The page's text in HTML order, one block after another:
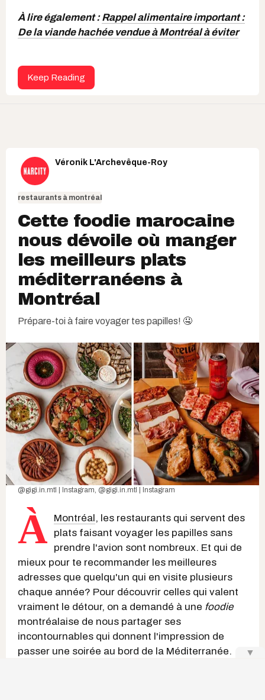
À lire également :Rappel alimentaire important :
De la viande hachée vendue à Montréal à éviter
Keep Reading
Véronik L'Archevêque-Roy
restaurants à montréal
Cette foodie marocaine
nous dévoile où manger
les meilleurs plats
méditerranéens à
Montréal
Prépare-toi à faire voyager tes papilles! 🤤
@gigi.in.mtl | Instagram @gigi.in.mtl | Instagram
À Montréal, les restaurants qui servent des
plats faisant voyager les papilles sans
prendre l'avion sont nombreux. Et qui de
mieux pour te recommander les meilleures
adresses que quelqu'un qui en visite plusieurs
chaque année? Pour découvrir celles qui valent
vraiment le détour, on a demandé à une foodie
montréalaise de nous partager ses
incontournables qui donnent l'impression de
passer une soirée au bord de la Méditerranée.
▼